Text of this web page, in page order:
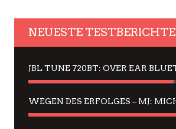
NEUESTE TESTBERICHTE